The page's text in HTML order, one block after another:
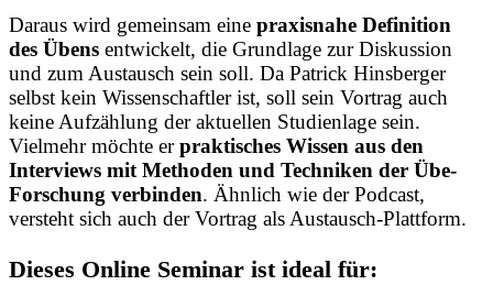
Daraus wird gemeinsam eine praxisnahe Definition
des Übens entwickelt, die Grundlage zur Diskussion
und zum Austausch sein soll. Da Patrick Hinsberger
selbst kein Wissenschaftler ist, soll sein Vortrag auch
keine Aufzählung der aktuellen Studienlage sein.
Vielmehr möchte erpraktisches Wissen aus den
Interviews mit Methoden und Techniken der Übe-
Forschung verbinden. Ähnlich wie der Podcast,
versteht sich auch der Vortrag als Austausch-Plattform.
Dieses Online Seminar ist ideal für: